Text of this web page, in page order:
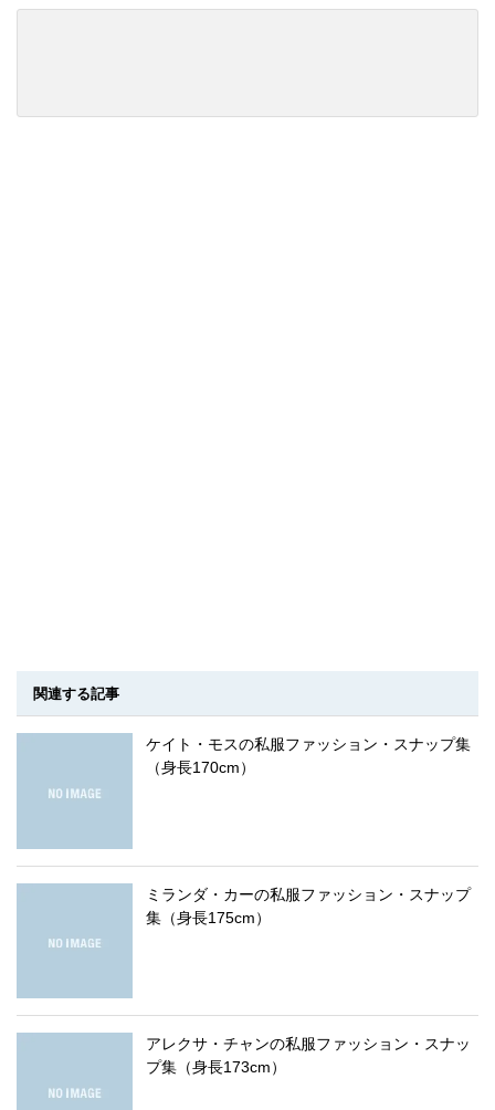
関連する記事
ケイト・モスの私服ファッション・スナップ集
（身長170cm）
ミランダ・カーの私服ファッション・スナップ
集（身長175cm）
アレクサ・チャンの私服ファッション・スナッ
プ集（身長173cm）